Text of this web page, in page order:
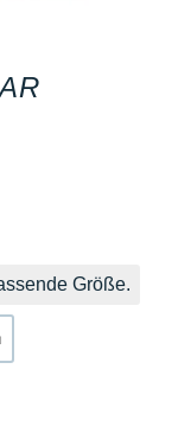
Größe.